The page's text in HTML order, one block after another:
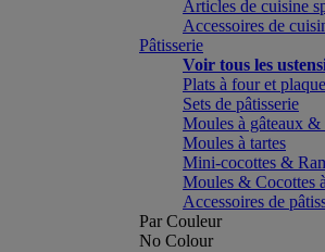
Articles de cuisine
Accessoires de
Pâtisserie
Voir tous les
Plats à four et
Sets de pâtisserie
Moules à gâteaux
Moules à tartes
Mini-cocottes &
Moules & Cocottes
Accessoires de
Par Couleur
No Colour